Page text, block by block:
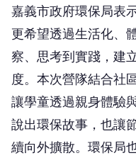
嘉義市政府環保局表
更希望透過生活化、
察、思考到實踐，建
度。本次營隊結合社
讓學童透過親身體驗
說出環保故事，也讓
續向外擴散。環保局